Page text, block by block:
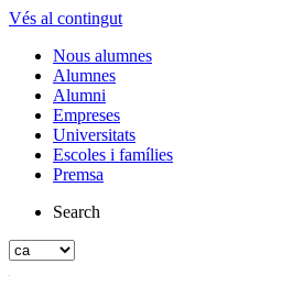
Vés al contingut
Nous alumnes
Alumnes
Alumni
Empreses
Universitats
Escoles i famílies
Premsa
Search